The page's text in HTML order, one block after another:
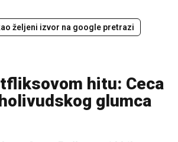
željeni izvor na google pretrazi
hitu: Ceca
glumca